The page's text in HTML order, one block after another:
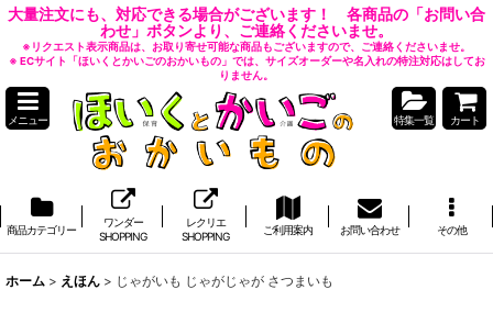
大量注文にも、対応できる場合がございます！ 各商品の「お問い合
わせ」ボタンより、ご連絡くださいませ。
※リクエスト表示商品は、お取り寄せ可能な商品もございますので、ご連絡くださいませ。
※ ECサイト「ほいくとかいごのおかいもの」では、サイズオーダーや名入れの特注対応はしてお
りません。
メニュー 特集一覧 カート
商品カテゴリー
ワンダー
SHOPPING
レクリエ
SHOPPING
ご利用案内 お問い合わせ その他
ホーム > えほん > じゃがいも じゃがじゃが さつまいも